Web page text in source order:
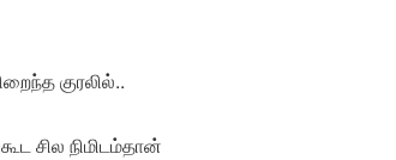
குரலில்..
சில நிமிடம்தான்